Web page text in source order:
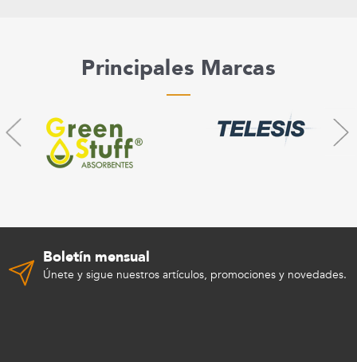
Principales Marcas
Boletín mensual
Únete y sigue nuestros artículos, promociones y novedades.